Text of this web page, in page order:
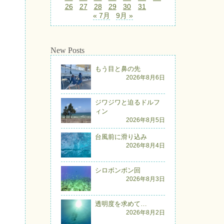
26
27 28 29 30
31
« 7月
9月 »
New Posts
もう目と鼻の先
2026年8月6日
ジワジワと迫るドルフ
ィン
2026年8月5日
台風前に滑り込み
2026年8月4日
シロボンボン回
2026年8月3日
透明度を求めて…
2026年8月2日